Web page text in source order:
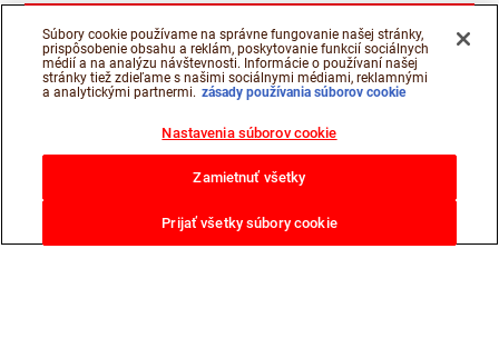
Súbory cookie používame na správne fungovanie našej stránky,
prispôsobenie obsahu a reklám, poskytovanie funkcií sociálnych
médií a na analýzu návštevnosti. Informácie o používaní našej
stránky tiež zdieľame s našimi sociálnymi médiami, reklamnými
a analytickými partnermi. zásady používania súborov cookie
Nastavenia súborov cookie
Zamietnuť všetky
Prijať všetky súbory cookie